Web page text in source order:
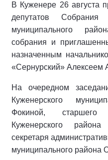
В Куженере 26 августа
депутатов Собрания
муниципального
собрания и
назначенным
«Сернурский» Алексеем
На очередном
Куженерского
Фокиной, старшего
Куженерского
секретаря
муниципального района